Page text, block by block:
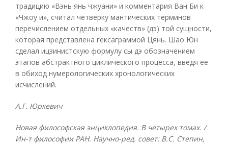
традицию «Вэнь янь чжуани» и комментария Ван Би к
«Чжоу и», считал четверку мантических терминов
перечислением отдельных «качеств» (дэ) той сущности,
которая представлена гексаграммой Цянь. Шао Юн
сделал ицзинистскую формулу сы дэ обозначением
этапов абстрактного циклического процесса, введя ее
в обиход нумерологических хронологических
исчислений.
А.Г. Юркевич
Новая философская энциклопедия. В четырех томах. /
Ин-т философии РАН. Научно-ред. совет: В.С. Степин,